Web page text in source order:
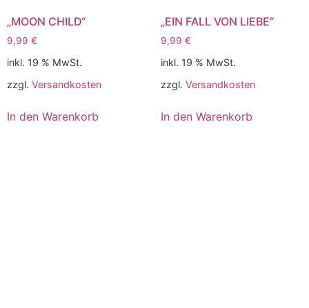
„MOON CHILD“
9,99 €
inkl. 19 % MwSt.
zzgl. Versandkosten
In den Warenkorb
„EIN FALL VON LIEBE“
9,99 €
inkl. 19 % MwSt.
zzgl. Versandkosten
In den Warenkorb